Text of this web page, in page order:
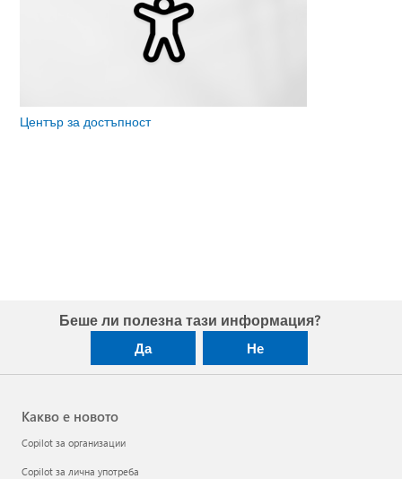
Център за достъпност
Беше ли полезна тази информация?
Да Не
Какво е новото
Copilot за организации
Copilot за лична употреба